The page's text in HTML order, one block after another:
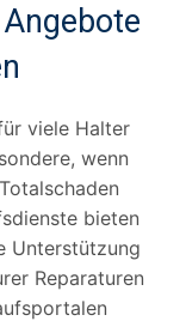
viele Halter
wenn
bieten
Unterstützung
Reparaturen